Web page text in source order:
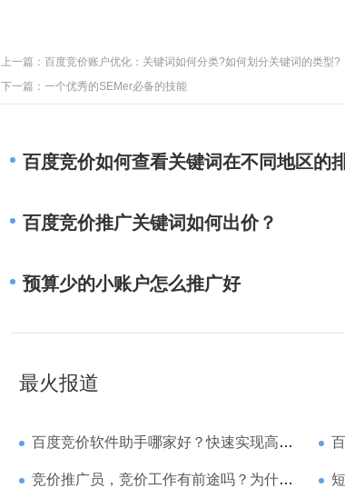
上一篇： 百度竞价账户优化：关键词如何分类?如何划分关键词的类型?
下一篇： 一个优秀的SEMer必备的技能
百度竞价如何查看关键词在不同地区的
百度竞价推广关键词如何出价？
预算少的小账户怎么推广好
最火报道
百度竞价软件助手哪家好？快速实现高回报哪家强？
竞价推广员，竞价工作有前途吗？为什么待遇那么高